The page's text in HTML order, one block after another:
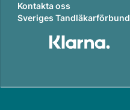
Kontakta oss
Sveriges Tandläkarförbund